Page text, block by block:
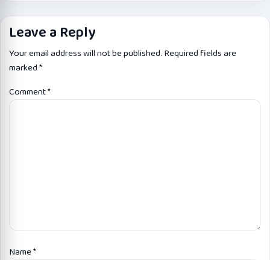
Leave a Reply
Your email address will not be published. Required fields are
marked*
Comment*
Name*